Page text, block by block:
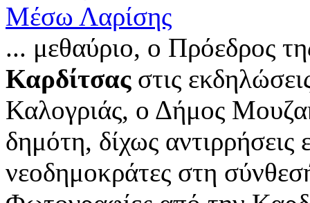
Μέσω Λαρίσης
... μεθαύριο, ο Πρόεδρος
Καρδίτσαςστις
Καλογριάς, ο Δήμος
δημότη, δίχως αντιρρήσεις
νεοδημοκράτες στη